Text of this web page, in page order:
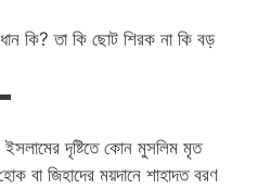
কি? তা কি ছোট শিরক না কি বড়
দৃষ্টিতে কোন মুসলিম মৃত
বা জিহাদের ময়দানে শাহাদত বরণ